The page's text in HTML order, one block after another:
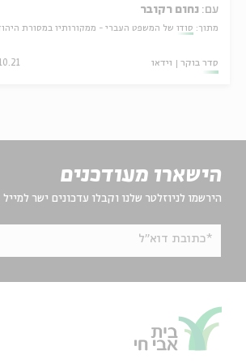
עם: נחום רקובר
מתוך: סודו של המשפט העברי - ממקורותיו במסורת היהודית ליישומו בעולם המשפט של
סדר בוקר וידאו
הישארו מעודכנים
הירשמו לניוזלטר שלנו וקבלו עדכונים ישר למייל
*כתובת דוא"ל